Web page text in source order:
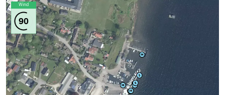
Wind
90